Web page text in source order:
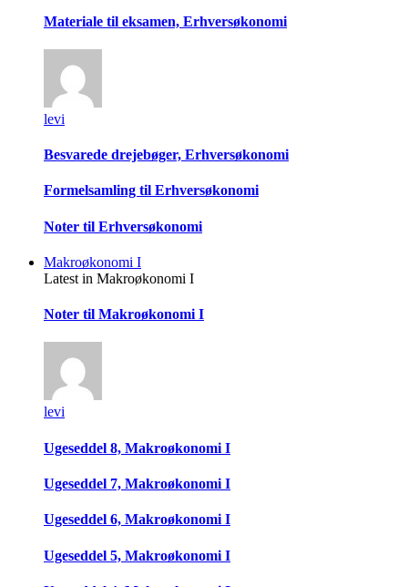
Materiale til eksamen, Erhversøkonomi
levi
Besvarede drejebøger, Erhversøkonomi
Formelsamling til Erhversøkonomi
Noter til Erhversøkonomi
Makroøkonomi I
Latest in Makroøkonomi I
Noter til Makroøkonomi I
levi
Ugeseddel 8, Makroøkonomi I
Ugeseddel 7, Makroøkonomi I
Ugeseddel 6, Makroøkonomi I
Ugeseddel 5, Makroøkonomi I